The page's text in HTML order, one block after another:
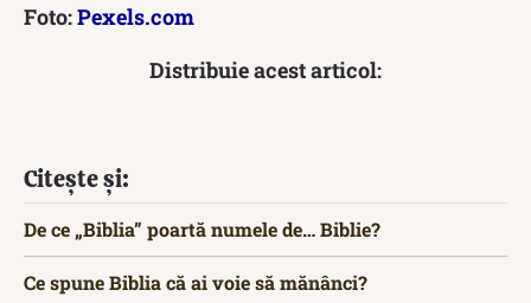
Foto:Pexels.com
Distribuie acest articol:
Citește și:
De ce „Biblia” poartă numele de… Biblie?
Ce spune Biblia că ai voie să mănânci?